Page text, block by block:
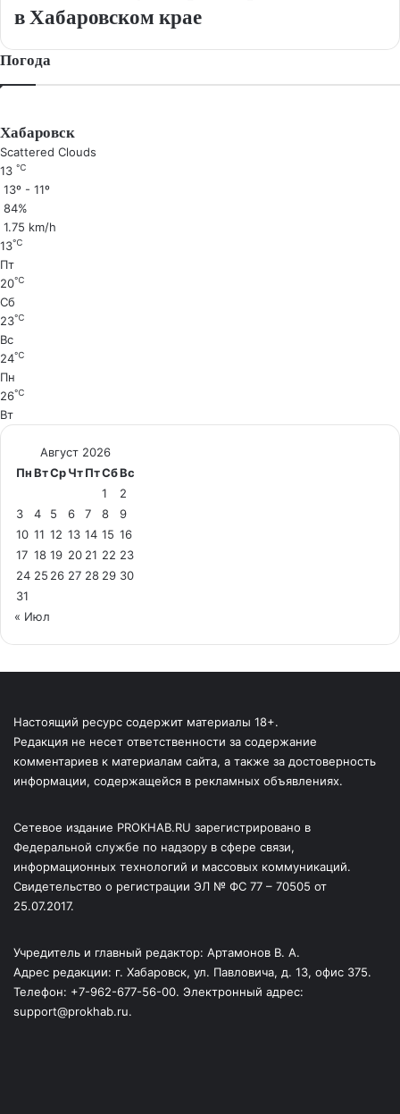
в Хабаровском крае
Погода
Хабаровск
Scattered Clouds
13 ℃
13º - 11º
84%
1.75 km/h
13℃
Пт
20℃
Сб
23℃
Вс
24℃
Пн
26℃
Вт
Август 2026
ПнВтСрЧтПтСбВс
1
2
3
4 5 6 7 8
9
10 11 12 13 14 15 16
17 18 19 20 21 22 23
24 25 26 27 28 29 30
31
« Июл
Настоящий ресурс содержит материалы 18+.
Редакция не несет ответственности за содержание
комментариев к материалам сайта, а также за достоверность
информации, содержащейся в рекламных объявлениях.
Сетевое издание PROKHAB.RU зарегистрировано в
Федеральной службе по надзору в сфере связи,
информационных технологий и массовых коммуникаций.
Свидетельство о регистрации ЭЛ № ФС 77 – 70505 от
25.07.2017.
Учредитель и главный редактор: Артамонов В. А.
Адрес редакции: г. Хабаровск, ул. Павловича, д. 13, офис 375.
Телефон: +7-962-677-56-00. Электронный адрес:
support@prokhab.ru.